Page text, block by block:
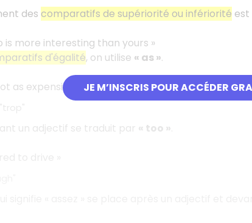
JE M’INSCRIS POUR ACCÉDER
des comparatifs de supériorité ou infériorité
is more interesting than yours »
d'égalité, on utilise « as ».
as expensive as yours »
un adjectif se traduit par « too »